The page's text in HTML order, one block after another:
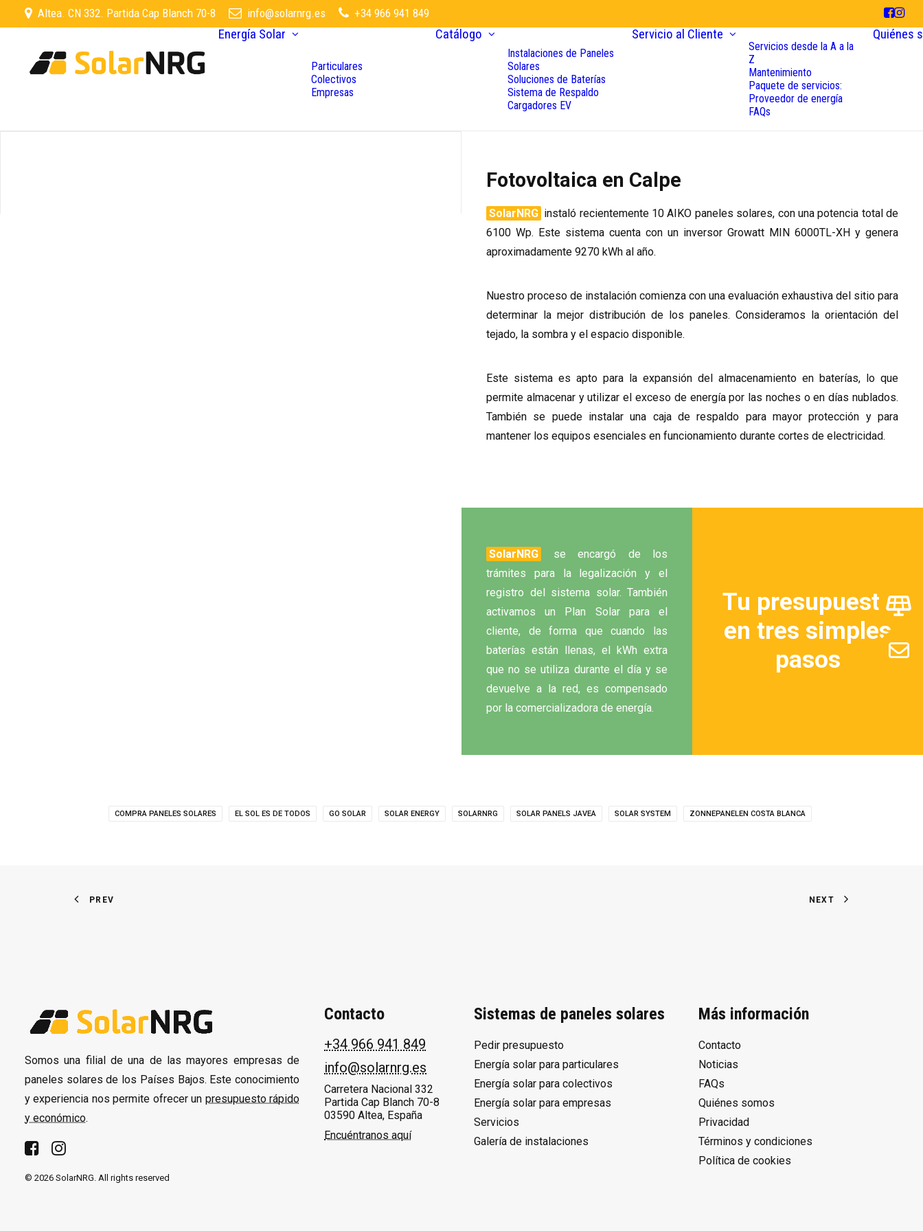
Altea. CN 332. Partida Cap Blanch 70-8 info@solarnrg.es +34 966 941 849
Energía Solar
Particulares
Colectivos
Empresas
Catálogo
Instalaciones de Paneles
Solares
Soluciones de Baterías
Sistema de Respaldo
Cargadores EV
Servicio al Cliente
Servicios desde la A a la
Z
Mantenimiento
Paquete de servicios:
Proveedor de energía
FAQs
Quiénes
Fotovoltaica en Calpe
SolarNRG instaló recientemente 10 AIKO paneles solares, con una potencia total de
6100 Wp. Este sistema cuenta con un inversor Growatt MIN 6000TL-XH y genera
aproximadamente 9270 kWh al año.
Nuestro proceso de instalación comienza con una evaluación exhaustiva del sitio para
determinar la mejor distribución de los paneles. Consideramos la orientación del
tejado, la sombra y el espacio disponible.
Este sistema es apto para la expansión del almacenamiento en baterías, lo que
permite almacenar y utilizar el exceso de energía por las noches o en días nublados.
También se puede instalar una caja de respaldo para mayor protección y para
mantener los equipos esenciales en funcionamiento durante cortes de electricidad.
SolarNRG
se encargó de los
trámites para la legalización y el
registro del sistema solar. También
activamos un Plan Solar para el
cliente, de forma que cuando las
baterías están llenas, el kWh extra
que no se utiliza durante el día y se
devuelve a la red, es compensado
por la comercializadora de energía.
Tu presupuesto
en tres simples
pasos
COMPRA PANELES SOLARES EL SOL ES DE TODOS GO SOLAR SOLAR ENERGY SOLARNRG SOLAR PANELS JAVEA SOLAR SYSTEM ZONNEPANELEN COSTA BLANCA
PREV NEXT
Somos una filial de una de las mayores empresas de
paneles solares de los Países Bajos. Este conocimiento
y experiencia nos permite ofrecer un presupuesto rápido
y económico.
© 2026 SolarNRG. All rights reserved
Contacto
+34 966 941 849
info@solarnrg.es
Carretera Nacional 332
Partida Cap Blanch 70-8
03590 Altea, España
Encuéntranos aquí
Sistemas de paneles solares
Pedir presupuesto
Energía solar para particulares
Energía solar para colectivos
Energía solar para empresas
Servicios
Galería de instalaciones
Más información
Contacto
Noticias
FAQs
Quiénes somos
Privacidad
Términos y condiciones
Política de cookies